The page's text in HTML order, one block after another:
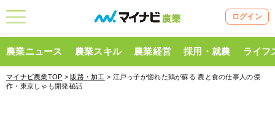
ログイン
農業ニュース 農業スキル 農業経営 採用・就農 ライフ
マイナビ農業TOP >販路・加工 > 江戸っ子が惚れた鶏が蘇る 農と食の仕事人の傑
作・東京しゃも開発秘話